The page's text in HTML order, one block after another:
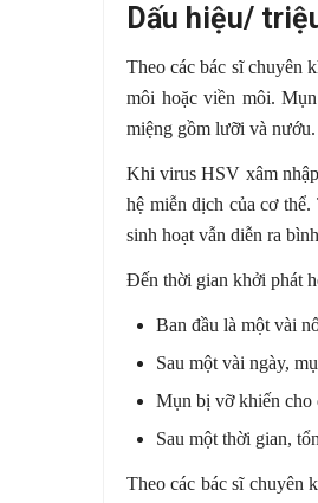
Dấu hiệu/
Theo các bác sĩ chuyên
môi hoặc viền môi.
miệng gồm lưỡi và nướu.
Khi virus HSV xâm
hệ miễn dịch của cơ
sinh hoạt vẫn diễn ra
Đến thời gian khởi phát
Ban đầu là một vài
Sau một vài ngày,
Mụn bị vỡ khiến cho
Sau một thời gian,
Theo các bác sĩ chuyên